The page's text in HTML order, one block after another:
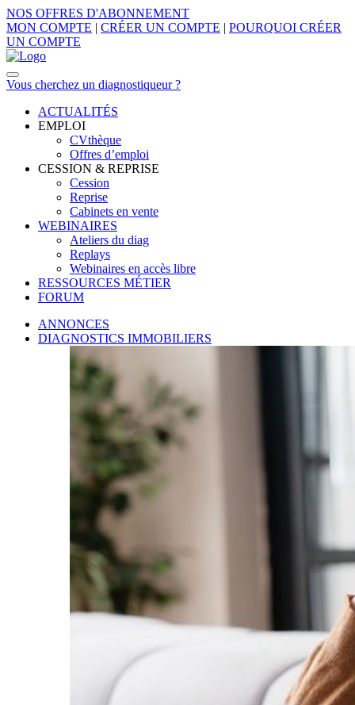
NOS OFFRES D'ABONNEMENT
MON COMPTE | CRÉER UN COMPTE | POURQUOI CRÉER
UN COMPTE
Vous cherchez un diagnostiqueur ?
ACTUALITÉS
EMPLOI
CVthèque
Offres d’emploi
CESSION & REPRISE
Cession
Reprise
Cabinets en vente
WEBINAIRES
Ateliers du diag
Replays
Webinaires en accès libre
RESSOURCES MÉTIER
FORUM
ANNONCES
DIAGNOSTICS IMMOBILIERS